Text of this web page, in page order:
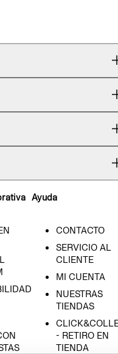
Ayuda
CONTACTO
SERVICIO AL
CLIENTE
MI CUENTA
NUESTRAS
TIENDAS
- RETIRO EN
TIENDA